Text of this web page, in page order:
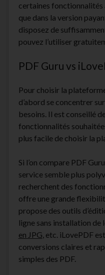
certaines fonctionnalités
que dans la version
disposez de
pouvez l’utiliser
PDF Guru vs
Pour choisir la
d’abord se concentrer
besoins. Il est conseillé
fonctionnalités
plus facile de choisir la
Si l’on compare PDF
service semble plus
recherchent des
offre une grande
propose des outils
ligne sans installation de
en JPG, etc. iLovePDF
conversions claires et
simples des PDF.